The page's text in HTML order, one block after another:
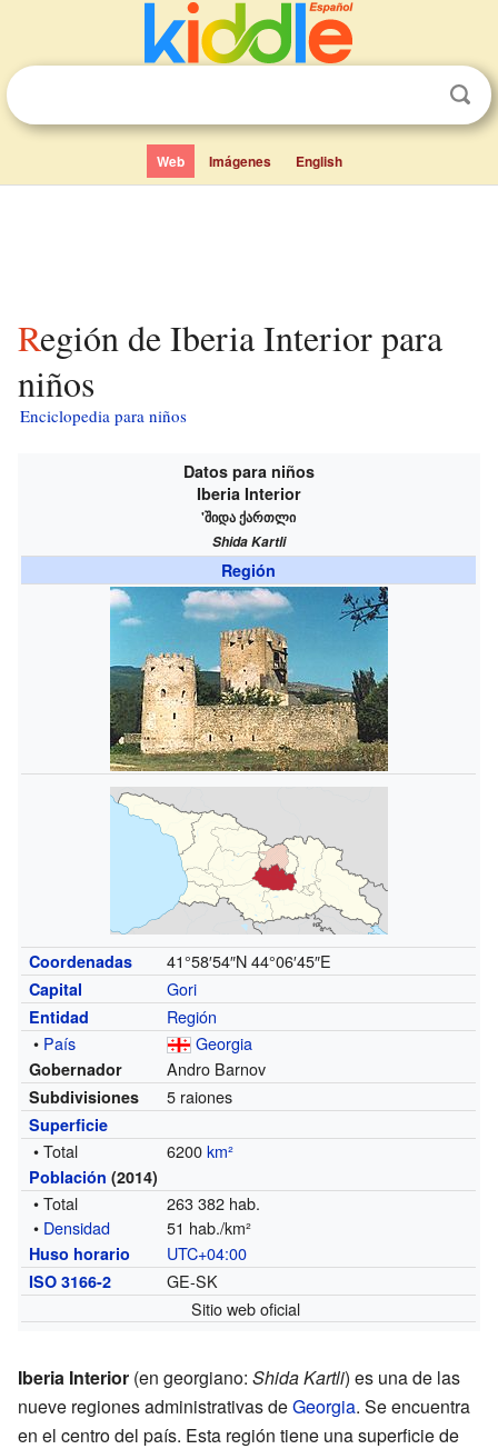
Web Imágenes English
Región de Iberia Interior para
niños
Enciclopedia para niños
Datos para niños
Iberia Interior
'შიდა ქართლი
Shida Kartli
Región
Coordenadas 41°58′54″N 44°06′45″E
Capital Gori
Entidad
Región
• País Georgia
Gobernador Andro Barnov
Subdivisiones 5 raiones
Superficie
• Total 6200km²
Población (2014)
• Total
263 382 hab.
• Densidad 51 hab./km²
Huso horario UTC+04:00
ISO 3166-2
GE-SK
Sitio web oficial
Iberia Interior (en georgiano: Shida Kartli) es una de las
nueve regiones administrativas deGeorgia. Se encuentra
en el centro del país. Esta región tiene una superficie de